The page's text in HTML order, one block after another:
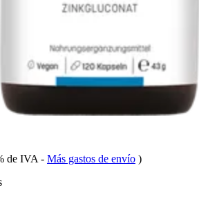
de IVA - Más gastos de envío )